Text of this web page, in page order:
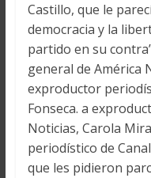
Castillo, que le
democracia y la
partido en su
general de América
exproductor
Fonseca. a
Noticias, Carola
periodístico de
que les pidieron